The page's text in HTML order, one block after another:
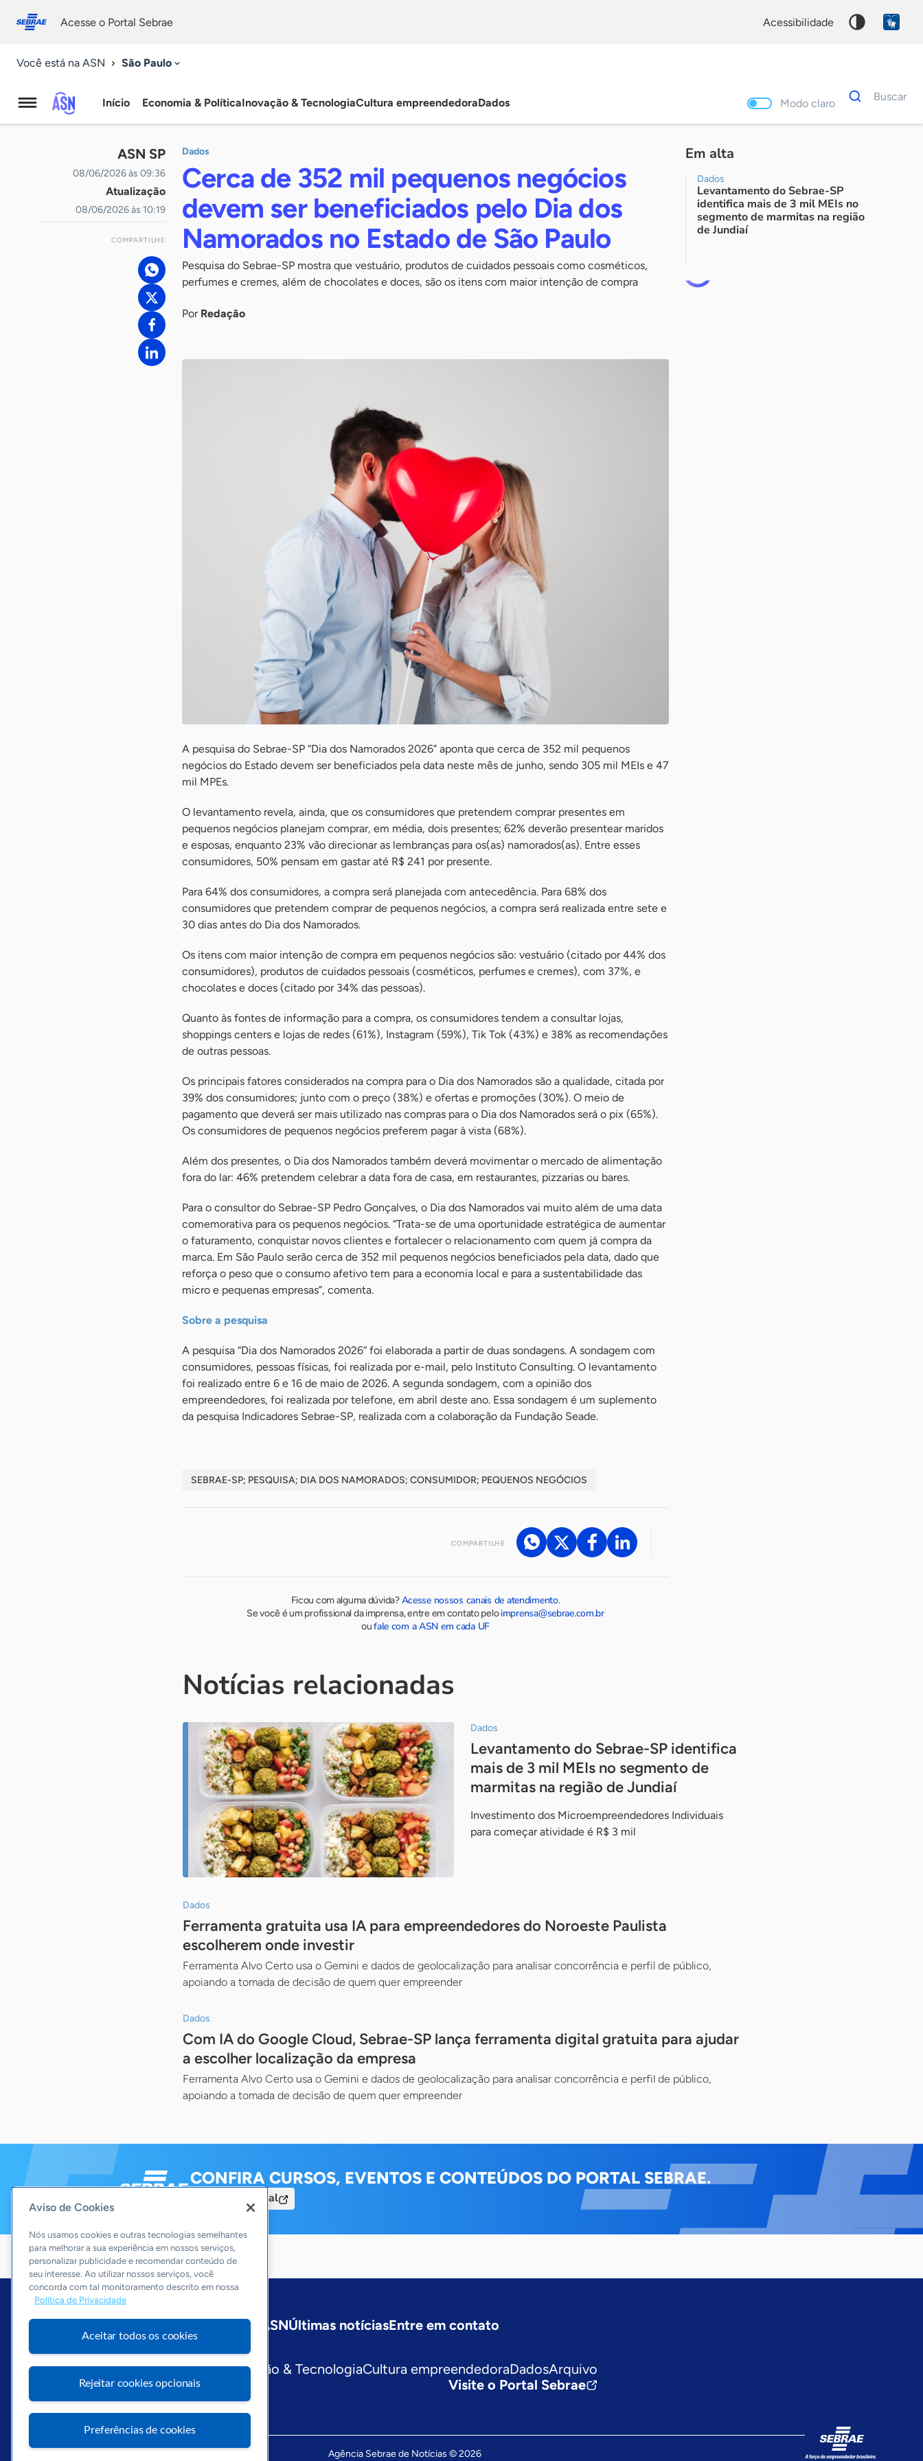
conosco
Acesse o Portal Sebrae acessibilidade
Você está na ASN São Paulo
Agência
Sebrae
de
Notícias
Início Economia & PolíticaInovação & TecnologiaCultura empreendedoraDados Modo claro
Dados
para
Buscar
ASN SP
08/06/2026 às 09:36
Atualização
08/06/2026 às 10:19
COMPARTILHE
Dados
Cerca de 352 mil pequenos negócios
devem ser beneficiados pelo Dia dos
Namorados no Estado de São Paulo
Pesquisa do Sebrae-SP mostra que vestuário, produtos de cuidados pessoais como cosméticos,
perfumes e cremes, além de chocolates e doces, são os itens com maior intenção de compra
Por Redação
A pesquisa do Sebrae-SP “Dia dos Namorados 2026” aponta que cerca de 352 mil pequenos
negócios do Estado devem ser beneficiados pela data neste mês de junho, sendo 305 mil MEIs e 47
mil MPEs.
O levantamento revela, ainda, que os consumidores que pretendem comprar presentes em
pequenos negócios planejam comprar, em média, dois presentes; 62% deverão presentear maridos
e esposas, enquanto 23% vão direcionar as lembranças para os(as) namorados(as). Entre esses
consumidores, 50% pensam em gastar até R$ 241 por presente.
Para 64% dos consumidores, a compra será planejada com antecedência. Para 68% dos
consumidores que pretendem comprar de pequenos negócios, a compra será realizada entre sete e
30 dias antes do Dia dos Namorados.
Os itens com maior intenção de compra em pequenos negócios são: vestuário (citado por 44% dos
consumidores), produtos de cuidados pessoais (cosméticos, perfumes e cremes), com 37%, e
chocolates e doces (citado por 34% das pessoas).
Quanto às fontes de informação para a compra, os consumidores tendem a consultar lojas,
shoppings centers e lojas de redes (61%), Instagram (59%), Tik Tok (43%) e 38% as recomendações
de outras pessoas.
Os principais fatores considerados na compra para o Dia dos Namorados são a qualidade, citada por
39% dos consumidores; junto com o preço (38%) e ofertas e promoções (30%). O meio de
pagamento que deverá ser mais utilizado nas compras para o Dia dos Namorados será o pix (65%).
Os consumidores de pequenos negócios preferem pagar à vista (68%).
Além dos presentes, o Dia dos Namorados também deverá movimentar o mercado de alimentação
fora do lar: 46% pretendem celebrar a data fora de casa, em restaurantes, pizzarias ou bares.
Para o consultor do Sebrae-SP Pedro Gonçalves, o Dia dos Namorados vai muito além de uma data
comemorativa para os pequenos negócios. “Trata-se de uma oportunidade estratégica de aumentar
o faturamento, conquistar novos clientes e fortalecer o relacionamento com quem já compra da
marca. Em São Paulo serão cerca de 352 mil pequenos negócios beneficiados pela data, dado que
reforça o peso que o consumo afetivo tem para a economia local e para a sustentabilidade das
micro e pequenas empresas”, comenta.
Sobre a pesquisa
A pesquisa “Dia dos Namorados 2026” foi elaborada a partir de duas sondagens. A sondagem com
consumidores, pessoas físicas, foi realizada por e-mail, pelo Instituto Consulting. O levantamento
foi realizado entre 6 e 16 de maio de 2026. A segunda sondagem, com a opinião dos
empreendedores, foi realizada por telefone, em abril deste ano. Essa sondagem é um suplemento
da pesquisa Indicadores Sebrae-SP, realizada com a colaboração da Fundação Seade.
SEBRAE-SP; PESQUISA; DIA DOS NAMORADOS; CONSUMIDOR; PEQUENOS NEGÓCIOS
COMPARTILHE
Ficou com alguma dúvida?Acesse nossos canais de atendimento.
Se você é um profissional da imprensa, entre em contato peloimprensa@sebrae.com.br
oufale com a ASN em cada UF
Em alta
Dados
Levantamento do Sebrae-SP
identifica mais de 3 mil MEIs no
segmento de marmitas na região
de Jundiaí
Notícias relacionadas
Dados
Levantamento do Sebrae-SP identifica
mais de 3 mil MEIs no segmento de
marmitas na região de Jundiaí
Investimento dos Microempreendedores Individuais
para começar atividade é R$ 3 mil
Dados
Ferramenta gratuita usa IA para empreendedores do Noroeste Paulista
escolherem onde investir
Ferramenta Alvo Certo usa o Gemini e dados de geolocalização para analisar concorrência e perfil de público,
apoiando a tomada de decisão de quem quer empreender
Dados
Com IA do Google Cloud, Sebrae-SP lança ferramenta digital gratuita para ajudar
a escolher localização da empresa
Ferramenta Alvo Certo usa o Gemini e dados de geolocalização para analisar concorrência e perfil de público,
apoiando a tomada de decisão de quem quer empreender
CONFIRA CURSOS, EVENTOS E CONTEÚDOS DO PORTAL SEBRAE.
Acesse o Portal
Sobre a ASNÚltimas notíciasEntre em contato
Editorias
Economia & PolíticaInovação & TecnologiaCultura empreendedoraDadosArquivo
Visite o Portal Sebrae
Agência Sebrae de Notícias © 2026
Aviso de Cookies
Nós usamos cookies e outras tecnologias semelhantes
para melhorar a sua experiência em nossos serviços,
personalizar publicidade e recomendar conteúdo de
seu interesse. Ao utilizar nossos serviços, você
concorda com tal monitoramento descrito em nossa
Política de Privacidade
Aceitar todos os cookies
Rejeitar cookies opcionais
Preferências de cookies